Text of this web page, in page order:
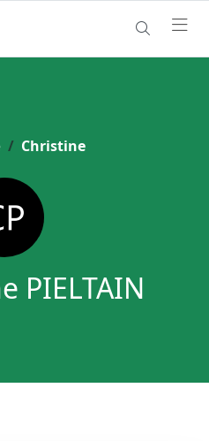
Christine
PIELTAIN